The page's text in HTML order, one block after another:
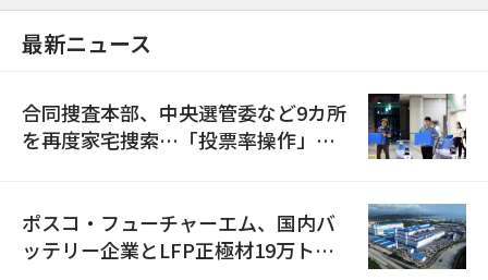
最新ニュース
合同捜査本部、中央選管委など9カ所
を再度家宅捜索…「投票率操作」の
ポスコ・フューチャーエム、国内バ
ッテリー企業とLFP正極材19万トン